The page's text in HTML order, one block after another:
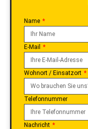
Name
E-Mail
Wohnort / Einsatzort
Telefonnummer
Nachricht